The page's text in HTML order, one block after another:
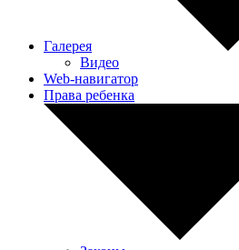
Галерея
Видео
Web-навигатор
Права ребенка